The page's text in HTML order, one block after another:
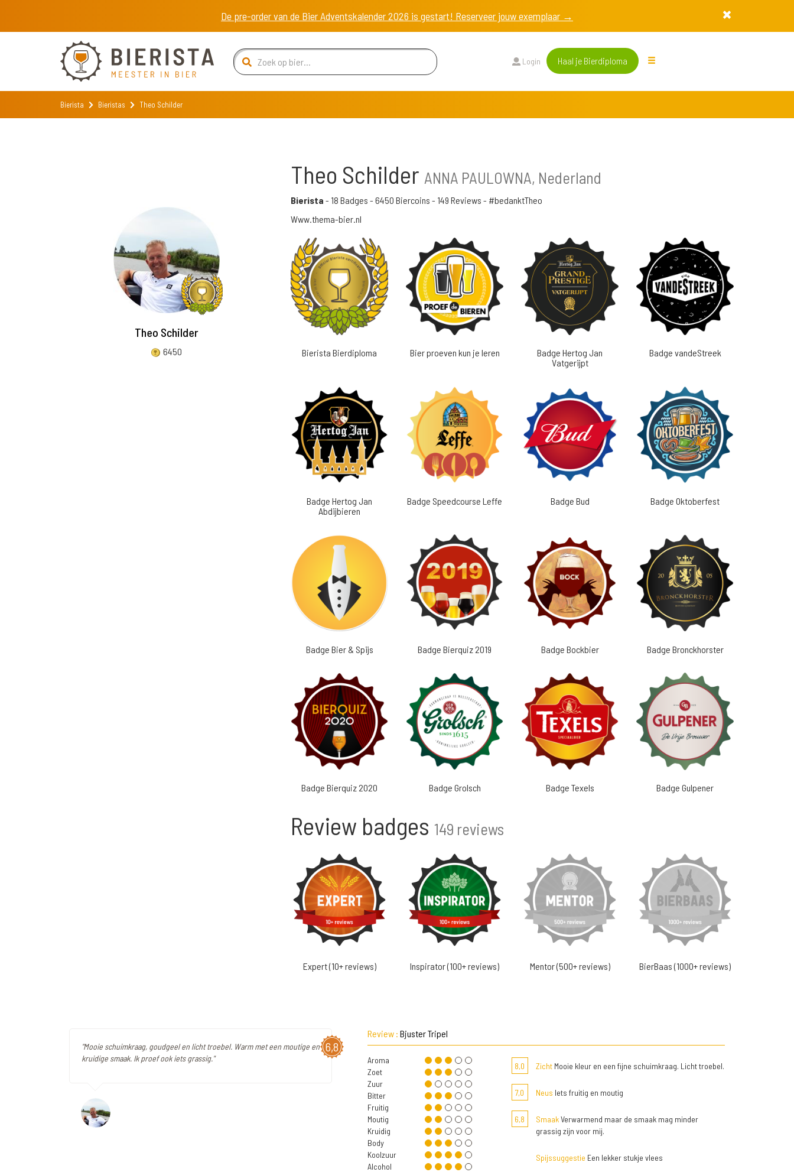
De pre-order van de Bier Adventskalender 2026 is gestart! Reserveer jouw exemplaar →
Login Haal je Bierdiploma
Bierista Bieristas Theo Schilder
Theo Schilder
6450
Theo Schilder ANNA PAULOWNA, Nederland
Bierista - 18 Badges - 6450 Biercoins - 149 Reviews - #bedanktTheo
Www.thema-bier.nl
Bierista Bierdiploma Bier proeven kun je leren
Badge Hertog Jan
Vatgerijpt
Badge vandeStreek
Badge Hertog Jan
Abdijbieren
Badge Speedcourse Leffe Badge Bud Badge Oktoberfest
Badge Bier & Spijs Badge Bierquiz 2019 Badge Bockbier Badge Bronckhorster
Badge Bierquiz 2020 Badge Grolsch Badge Texels Badge Gulpener
Review badges 149 reviews
Expert (10+ reviews) Inspirator (100+ reviews) Mentor (500+ reviews) BierBaas (1000+ reviews)
6,8
"Mooie schuimkraag, goudgeel en licht troebel. Warm met een moutige en
kruidige smaak. Ik proef ook iets grassig."
Review : Bjuster Tripel
Aroma
Zoet
Zuur
Bitter
Fruitig
Moutig
Kruidig
Body
Koolzuur
Alcohol
8,0 ZichtMooie kleur en een fijne schuimkraag. Licht troebel.
7,0 Neus Iets fruitig en moutig
6,8 SmaakVerwarmend maar de smaak mag minder
grassig zijn voor mij.
Spijssuggestie Een lekker stukje vlees